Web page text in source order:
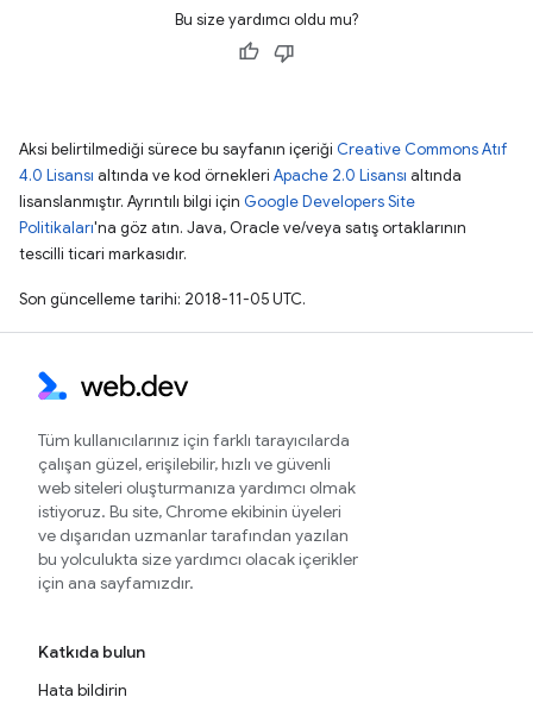
Bu size yardımcı oldu mu?
Aksi belirtilmediği sürece bu sayfanın içeriği Creative Commons Atıf
4.0 Lisansı altında ve kod örnekleri Apache 2.0 Lisansı altında
lisanslanmıştır. Ayrıntılı bilgi için Google Developers Site
Politikaları'na göz atın. Java, Oracle ve/veya satış ortaklarının
tescilli ticari markasıdır.
Son güncelleme tarihi: 2018-11-05 UTC.
Tüm kullanıcılarınız için farklı tarayıcılarda
çalışan güzel, erişilebilir, hızlı ve güvenli
web siteleri oluşturmanıza yardımcı olmak
istiyoruz. Bu site, Chrome ekibinin üyeleri
ve dışarıdan uzmanlar tarafından yazılan
bu yolculukta size yardımcı olacak içerikler
için ana sayfamızdır.
Katkıda bulun
Hata bildirin